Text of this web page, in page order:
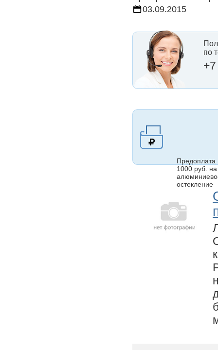
03.09.2015
по
Предоплата
1000 руб. на
остекление